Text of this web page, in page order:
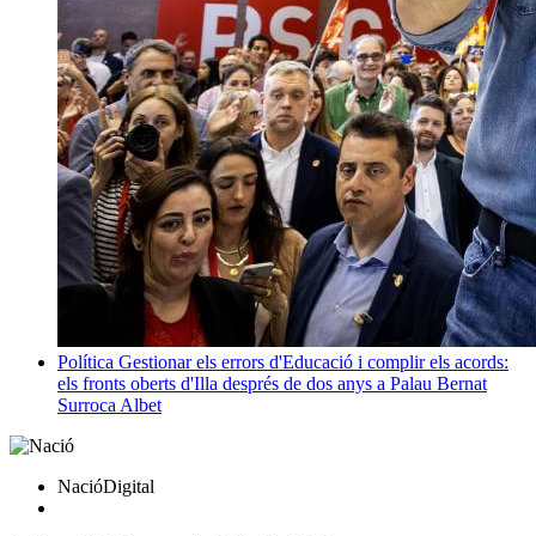
Política Gestionar els errors d'Educació i complir els acords:
els fronts oberts d'Illa després de dos anys a Palau Bernat
Surroca Albet
NacióDigital